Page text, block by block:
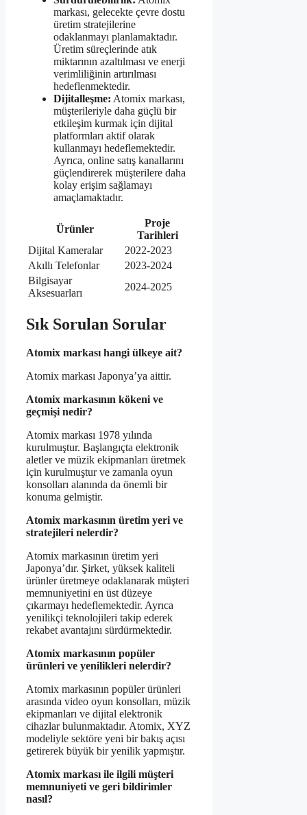
markası, gelecekte çevre dostu
üretim stratejilerine
odaklanmayı planlamaktadır.
Üretim süreçlerinde atık
miktarının azaltılması ve enerji
verimliliğinin artırılması
hedeflenmektedir.
Dijitalleşme: Atomix markası,
müşterileriyle daha güçlü bir
etkileşim kurmak için dijital
platformları aktif olarak
kullanmayı hedeflemektedir.
Ayrıca, online satış kanallarını
güçlendirerek müşterilere daha
kolay erişim sağlamayı
amaçlamaktadır.
Ürünler
Proje
Tarihleri
Dijital Kameralar
2022-2023
Akıllı Telefonlar
2023-2024
Bilgisayar
Aksesuarları
2024-2025
Sık Sorulan Sorular
Atomix markası hangi ülkeye ait?
Atomix markası Japonya’ya aittir.
Atomix markasının kökeni ve
geçmişi nedir?
Atomix markası 1978 yılında
kurulmuştur. Başlangıçta elektronik
aletler ve müzik ekipmanları üretmek
için kurulmuştur ve zamanla oyun
konsolları alanında da önemli bir
konuma gelmiştir.
Atomix markasının üretim yeri ve
stratejileri nelerdir?
Atomix markasının üretim yeri
Japonya’dır. Şirket, yüksek kaliteli
ürünler üretmeye odaklanarak müşteri
memnuniyetini en üst düzeye
çıkarmayı hedeflemektedir. Ayrıca
yenilikçi teknolojileri takip ederek
rekabet avantajını sürdürmektedir.
Atomix markasının popüler
ürünleri ve yenilikleri nelerdir?
Atomix markasının popüler ürünleri
arasında video oyun konsolları, müzik
ekipmanları ve dijital elektronik
cihazlar bulunmaktadır. Atomix, XYZ
modeliyle sektöre yeni bir bakış açısı
getirerek büyük bir yenilik yapmıştır.
Atomix markası ile ilgili müşteri
memnuniyeti ve geri bildirimler
nasıl?